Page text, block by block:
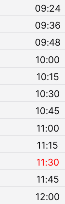
09:24
09:36
09:48
10:00
10:15
10:30
10:45
11:00
11:15
11:30
11:45
12:00